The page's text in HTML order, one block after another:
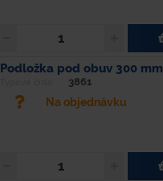
Podložka pod obuv 300 mm
3861
Na objednávku